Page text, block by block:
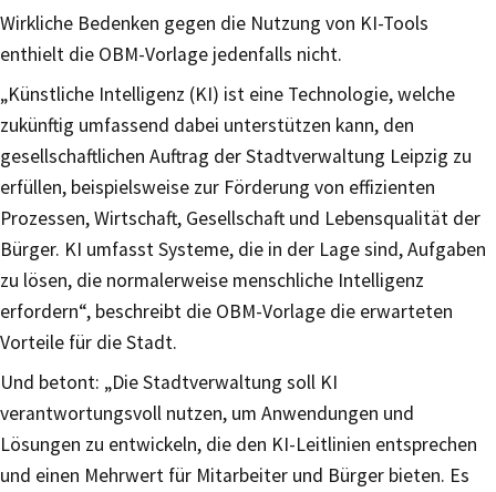
Wirkliche Bedenken gegen die Nutzung von KI-Tools
enthielt die OBM-Vorlage jedenfalls nicht.
„Künstliche Intelligenz (KI) ist eine Technologie, welche
zukünftig umfassend dabei unterstützen kann, den
gesellschaftlichen Auftrag der Stadtverwaltung Leipzig zu
erfüllen, beispielsweise zur Förderung von effizienten
Prozessen, Wirtschaft, Gesellschaft und Lebensqualität der
Bürger. KI umfasst Systeme, die in der Lage sind, Aufgaben
zu lösen, die normalerweise menschliche Intelligenz
erfordern“, beschreibt die OBM-Vorlage die erwarteten
Vorteile für die Stadt.
Und betont: „Die Stadtverwaltung soll KI
verantwortungsvoll nutzen, um Anwendungen und
Lösungen zu entwickeln, die den KI-Leitlinien entsprechen
und einen Mehrwert für Mitarbeiter und Bürger bieten. Es